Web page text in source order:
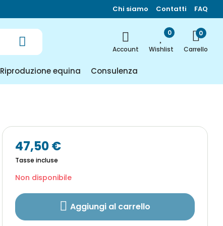
Chi siamo Contatti FAQ
Account Wishlist
0
0
Carrello
Riproduzione equina Consulenza
47,50 €
Tasse incluse
Non disponibile
Aggiungi al carrello